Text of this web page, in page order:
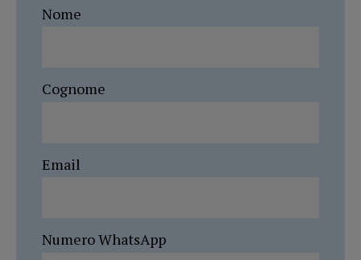
Nome
Cognome
Email
Numero WhatsApp